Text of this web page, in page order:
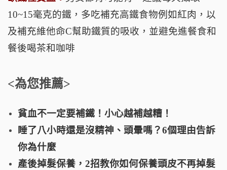
10~15毫克的鐵，多吃補充高鐵食物例如紅肉，以
及補充維他命C幫助鐵質的吸收，並避免進餐食和
餐後喝茶和咖啡
<為您推薦>
貧血不一定要補鐵！小心越補越糟！
睡了八小時還是沒精神、頭暈嗎？6個理由告訴
你為什麼
產後掉髮保養，2招教你如何保養頭皮不再掉髮